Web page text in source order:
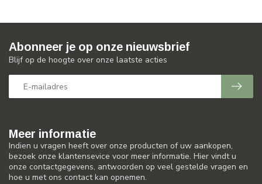
Meer informatie
Indien u vragen heeft over onze producten of uw aankopen,
bezoek onze klantensevice voor meer informatie. Hier vindt u
onze contactgegevens, antwoorden op veel gestelde vragen en
hoe u met ons contact kan opnemen.
Abonneer je op onze nieuwsbrief
Blijf op de hoogte over onze laatste acties